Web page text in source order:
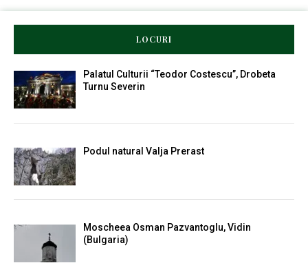
LOCURI
Palatul Culturii “Teodor Costescu”, Drobeta
Turnu Severin
Podul natural Valja Prerast
Moscheea Osman Pazvantoglu, Vidin
(Bulgaria)